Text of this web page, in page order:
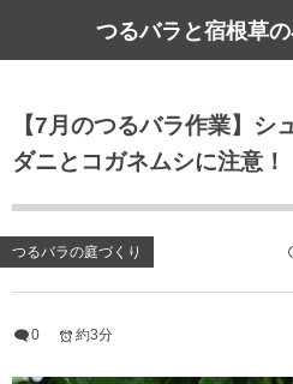
つるバラと宿根草
【7月のつるバラ作業】シ
ダニとコガネムシに注意！
つるバラの庭づくり
0 約3分